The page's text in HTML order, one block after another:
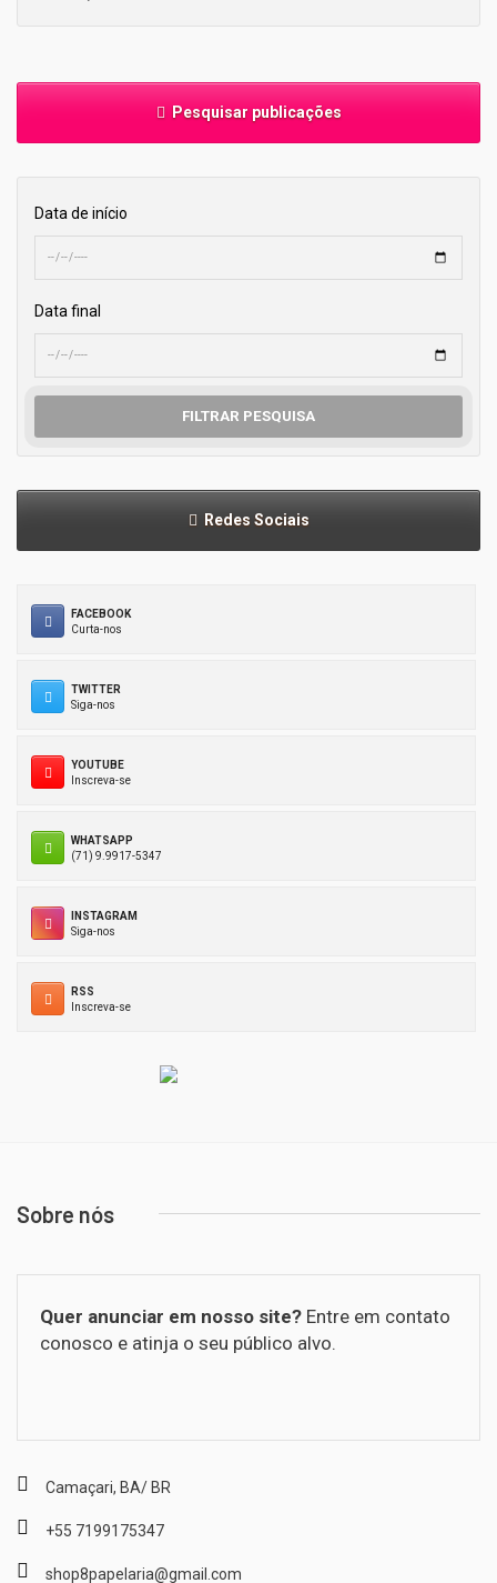
Pesquisar publicações
Data de início
Data final
FILTRAR PESQUISA
Redes Sociais
FACEBOOK
Curta-nos
TWITTER
Siga-nos
YOUTUBE
Inscreva-se
WHATSAPP
(71) 9.9917-5347
INSTAGRAM
Siga-nos
RSS
Inscreva-se
Sobre nós
Quer anunciar em nosso site? Entre em contato
conosco e atinja o seu público alvo.
Camaçari, BA/ BR
+55 7199175347
shop8papelaria@gmail.com